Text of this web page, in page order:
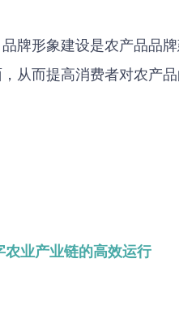
牌形象建设是农产品品
从而提高消费者对农产品
农业产业链的高效运行